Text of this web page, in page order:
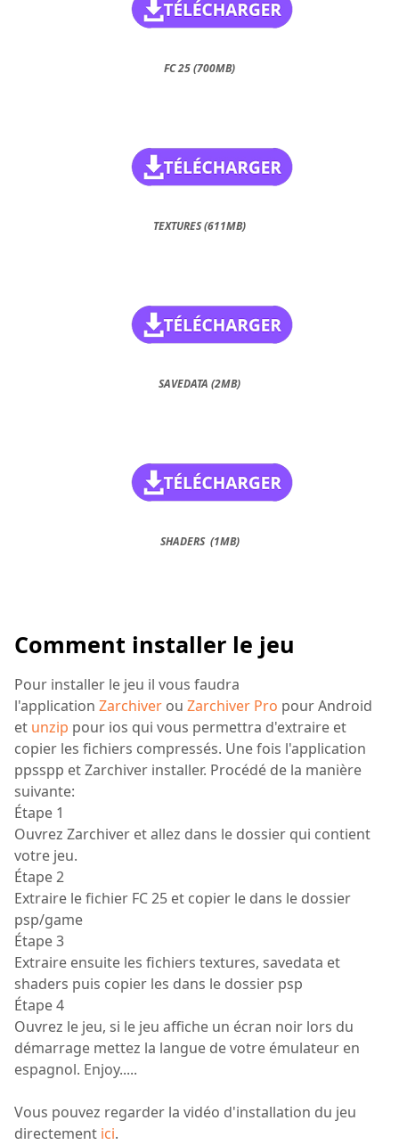
FC 25 (700MB)
TEXTURES (611MB)
SAVEDATA (2MB)
SHADERS (1MB)
Comment installer le jeu
Pour installer le jeu il vous faudra
l'application Zarchiver ou Zarchiver Pro pour Android
et unzip pour ios qui vous permettra d'extraire et
copier les fichiers compressés. Une fois l'application
ppsspp et Zarchiver installer. Procédé de la manière
suivante:
Étape 1
Ouvrez Zarchiver et allez dans le dossier qui contient
votre jeu.
Étape 2
Extraire le fichier FC 25 et copier le dans le dossier
psp/game
Étape 3
Extraire ensuite les fichiers textures, savedata et
shaders puis copier les dans le dossier psp
Étape 4
Ouvrez le jeu, si le jeu affiche un écran noir lors du
démarrage mettez la langue de votre émulateur en
espagnol. Enjoy.....
Vous pouvez regarder la vidéo d'installation du jeu
directement ici.